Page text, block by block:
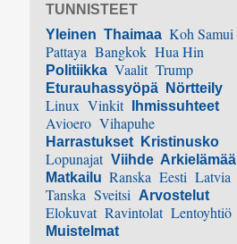
TUNNISTEET
Yleinen Thaimaa Koh Samui
Pattaya Bangkok Hua Hin
Politiikka Vaalit Trump
Eturauhassyöpä Nörtteily
Linux Vinkit Ihmissuhteet
Avioero Vihapuhe
Harrastukset Kristinusko
Lopunajat Viihde Arkielämää
Matkailu Ranska Eesti Latvia
Tanska Sveitsi Arvostelut
Elokuvat Ravintolat Lentoyhtiö
Muistelmat